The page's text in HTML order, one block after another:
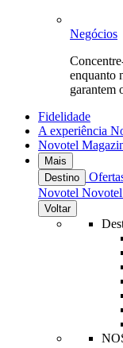
Negócios
enquanto
garantem
Fidelidade
A experiência
Novotel
Mais
Destino
Novotel
Voltar